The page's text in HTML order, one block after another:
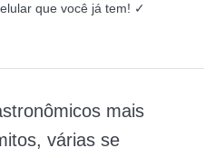
que você já tem! ✓
mais
várias se